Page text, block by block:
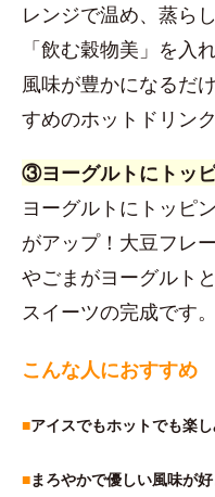
レンジで温め、蒸ら
「飲む穀物美」を入
風味が豊かになるだ
すめのホットドリン
③ヨーグルトにトッピ
ヨーグルトにトッピ
がアップ！大豆フレ
やごまがヨーグルト
スイーツの完成です。
こんな人におすすめ
■アイスでもホットでも楽し
■まろやかで優しい風味が好